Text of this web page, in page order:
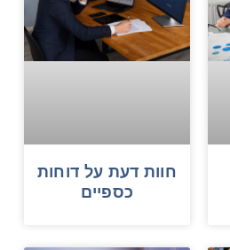
חוות דעת על דוחות
כספיים